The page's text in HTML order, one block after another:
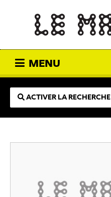
MENU
ACTIVER LA RECHERCHE